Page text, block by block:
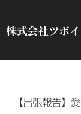
株式会社ツボイ
【出張報告】